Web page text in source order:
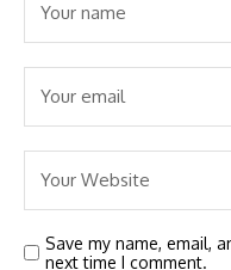
Save my name, email,
next time I comment.